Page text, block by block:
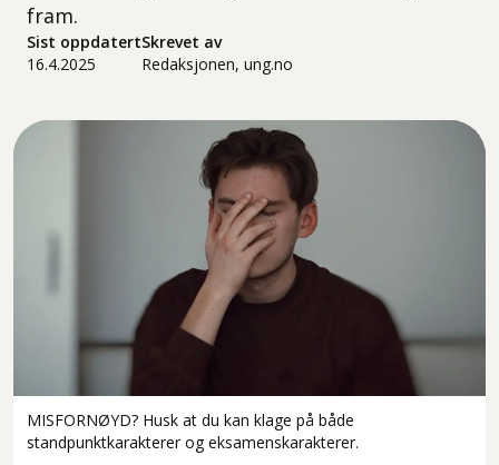
fram.
Sist oppdatert
16.4.2025
Skrevet av
Redaksjonen, ung.no
MISFORNØYD? Husk at du kan klage på både
standpunktkarakterer og eksamenskarakterer.